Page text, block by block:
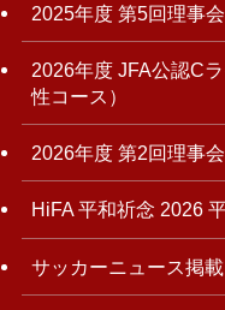
2025年度 第5回理事
2026年度 JFA公認C
性コース）
2026年度 第2回理事
HiFA 平和祈念 2026
サッカーニュース掲